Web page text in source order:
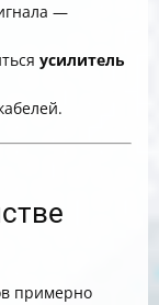
—
усилитель
примерно